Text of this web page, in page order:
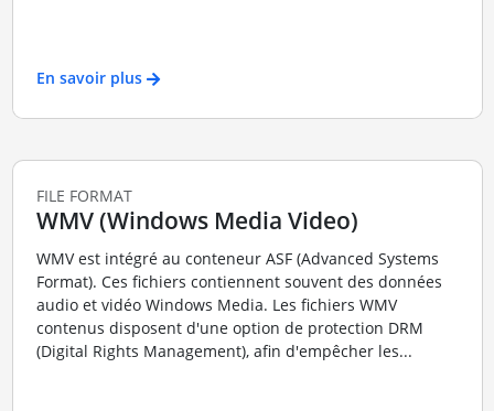
En savoir plus
FILE FORMAT
WMV (Windows Media Video)
WMV est intégré au conteneur ASF (Advanced Systems
Format). Ces fichiers contiennent souvent des données
audio et vidéo Windows Media. Les fichiers WMV
contenus disposent d'une option de protection DRM
(Digital Rights Management), afin d'empêcher les...